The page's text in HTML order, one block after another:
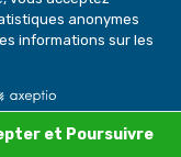
43 44 62 78
de